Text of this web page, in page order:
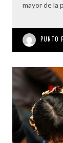
mayor de la
PUNTO